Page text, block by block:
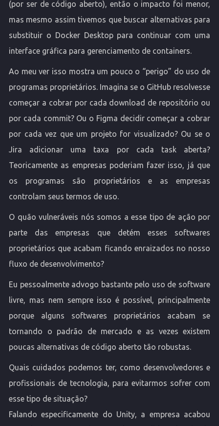
(por ser de código aberto), então o impacto foi menor,
mas mesmo assim tivemos que buscar alternativas para
substituir o Docker Desktop para continuar com uma
interface gráfica para gerenciamento de containers.
Ao meu ver isso mostra um pouco o “perigo” do uso de
programas proprietários. Imagina se o GitHub resolvesse
começar a cobrar por cada download de repositório ou
por cada commit? Ou o Figma decidir começar a cobrar
por cada vez que um projeto for visualizado? Ou se o
Jira adicionar uma taxa por cada task aberta?
Teoricamente as empresas poderiam fazer isso, já que
os programas são proprietários e as empresas
controlam seus termos de uso.
O quão vulneráveis nós somos a esse tipo de ação por
parte das empresas que detém esses softwares
proprietários que acabam ficando enraizados no nosso
fluxo de desenvolvimento?
Eu pessoalmente advogo bastante pelo uso de software
livre, mas nem sempre isso é possível, principalmente
porque alguns softwares proprietários acabam se
tornando o padrão de mercado e as vezes existem
poucas alternativas de código aberto tão robustas.
Quais cuidados podemos ter, como desenvolvedores e
profissionais de tecnologia, para evitarmos sofrer com
esse tipo de situação?
Falando especificamente do Unity, a empresa acabou